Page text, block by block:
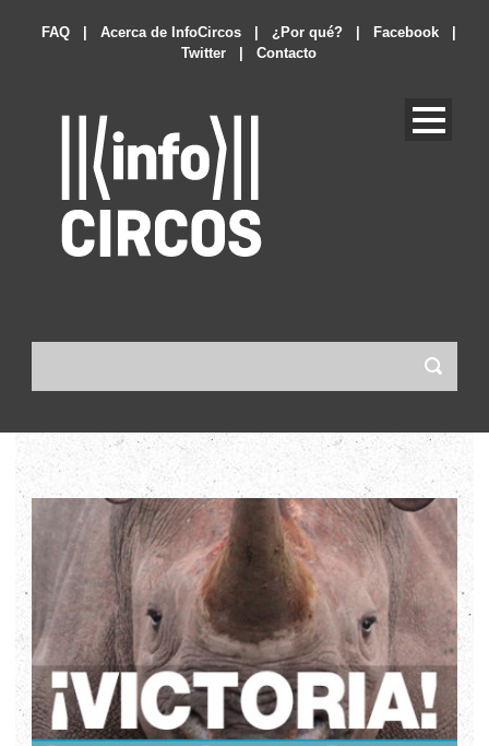
FAQ Acerca de InfoCircos ¿Por qué? Facebook
Twitter
Contacto